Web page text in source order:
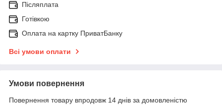
Післяплата
Готівкою
Оплата на картку ПриватБанку
Всі умови оплати
Умови повернення
Повернення товару впродовж 14 днів за домовленістю